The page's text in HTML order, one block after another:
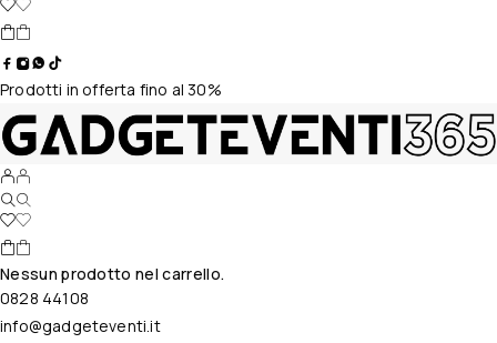
Prodotti in offerta fino al 30%
Nessun prodotto nel carrello.
0828 44108
info@gadgeteventi.it